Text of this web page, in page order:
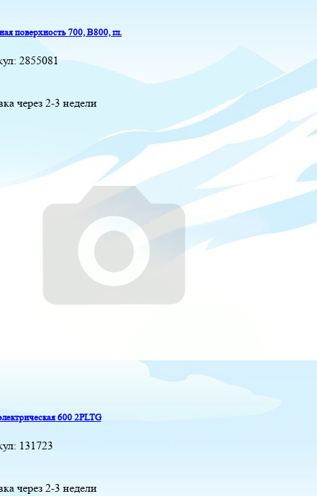
поверхность 700, B800, гл.
2855081
через 2-3 недели
600 2PLTG
131723
через 2-3 недели